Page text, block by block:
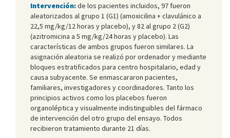
Intervención:de los pacientes incluidos, 97 fueron
aleatorizados al grupo 1 (G1) (amoxicilina + clavulánico a
22,5 mg/kg/12 horas y placebo), y 82 al grupo 2 (G2)
(azitromicina a 5 mg/kg/24 horas y placebo). Las
características de ambos grupos fueron similares. La
asignación aleatoria se realizó por ordenador y mediante
bloques estratificados para centro hospitalario, edad y
causa subyacente. Se enmascararon pacientes,
familiares, investigadores y coordinadores. Tanto los
principios activos como los placebos fueron
organoléptica y visualmente indistinguibles del fármaco
de intervención del otro grupo del ensayo. Todos
recibieron tratamiento durante 21 días.